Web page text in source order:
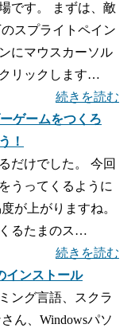
です。 まずは、敵
スプライトペイン
にマウスカーソル
リックします…
続きを読む
ゲームをつくろ
！
だけでした。 今回
うってくるように
が上がりますね。
るたまのス…
続きを読む
インストール
ング言語、スクラ
ん、Windowsパソ